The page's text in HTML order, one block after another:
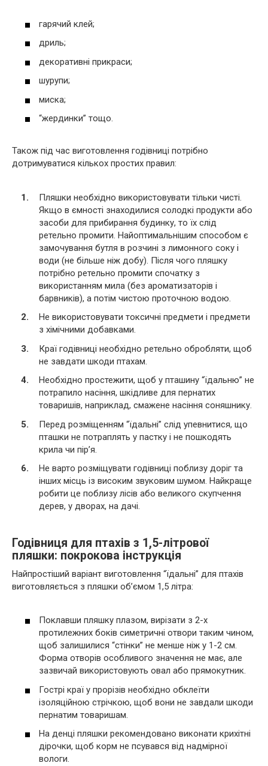
гарячий клей;
дриль;
декоративні прикраси;
шурупи;
миска;
“жердинки” тощо.
Також під час виготовлення годівниці потрібно
дотримуватися кількох простих правил:
Пляшки необхідно використовувати тільки чисті.
Якщо в ємності знаходилися солодкі продукти або
засоби для прибирання будинку, то їх слід
ретельно промити. Найоптимальнішим способом є
замочування бутля в розчині з лимонного соку і
води (не більше ніж добу). Після чого пляшку
потрібно ретельно промити спочатку з
використанням мила (без ароматизаторів і
барвників), а потім чистою проточною водою.
Не використовувати токсичні предмети і предмети
з хімічними добавками.
Краї годівниці необхідно ретельно обробляти, щоб
не завдати шкоди птахам.
Необхідно простежити, щоб у пташину “їдальню” не
потрапило насіння, шкідливе для пернатих
товаришів, наприклад, смажене насіння соняшнику.
Перед розміщенням “їдальні” слід упевнитися, що
пташки не потраплять у пастку і не пошкодять
крила чи пір’я.
Не варто розміщувати годівниці поблизу доріг та
інших місць із високим звуковим шумом. Найкраще
робити це поблизу лісів або великого скупчення
дерев, у дворах, на дачі.
Годівниця для птахів з 1,5-літрової
пляшки: покрокова інструкція
Найпростіший варіант виготовлення “їдальні” для птахів
виготовляється з пляшки об’ємом 1,5 літра:
Поклавши пляшку плазом, вирізати з 2-х
протилежних боків симетричні отвори таким чином,
щоб залишилися “стінки” не менше ніж у 1-2 см.
Форма отворів особливого значення не має, але
зазвичай використовують овал або прямокутник.
Гострі краї у прорізів необхідно обклеїти
ізоляційною стрічкою, щоб вони не завдали шкоди
пернатим товаришам.
На денці пляшки рекомендовано виконати крихітні
дірочки, щоб корм не псувався від надмірної
вологи.